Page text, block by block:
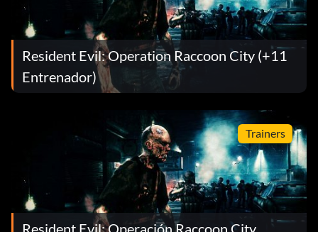
Resident Evil: Operation Raccoon City (+11
Entrenador)
Trainers